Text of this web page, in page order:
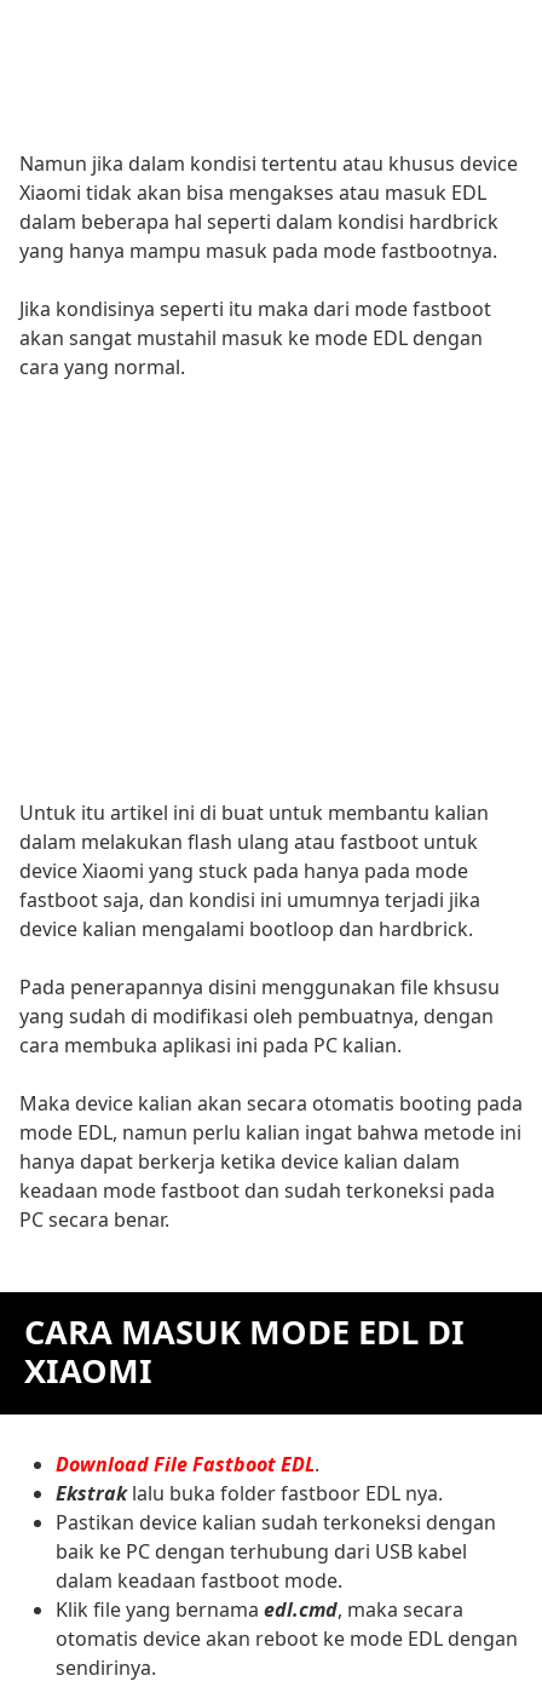
Namun jika dalam kondisi tertentu atau khusus device
Xiaomi tidak akan bisa mengakses atau masuk EDL
dalam beberapa hal seperti dalam kondisi hardbrick
yang hanya mampu masuk pada mode fastbootnya.
Jika kondisinya seperti itu maka dari mode fastboot
akan sangat mustahil masuk ke mode EDL dengan
cara yang normal.
Untuk itu artikel ini di buat untuk membantu kalian
dalam melakukan flash ulang atau fastboot untuk
device Xiaomi yang stuck pada hanya pada mode
fastboot saja, dan kondisi ini umumnya terjadi jika
device kalian mengalami bootloop dan hardbrick.
Pada penerapannya disini menggunakan file khsusu
yang sudah di modifikasi oleh pembuatnya, dengan
cara membuka aplikasi ini pada PC kalian.
Maka device kalian akan secara otomatis booting pada
mode EDL, namun perlu kalian ingat bahwa metode ini
hanya dapat berkerja ketika device kalian dalam
keadaan mode fastboot dan sudah terkoneksi pada
PC secara benar.
CARA MASUK MODE EDL DI
XIAOMI
Download File Fastboot EDL.
Ekstraklalu buka folder fastboor EDL nya.
Pastikan device kalian sudah terkoneksi dengan
baik ke PC dengan terhubung dari USB kabel
dalam keadaan fastboot mode.
Klik file yang bernama edl.cmd, maka secara
otomatis device akan reboot ke mode EDL dengan
sendirinya.